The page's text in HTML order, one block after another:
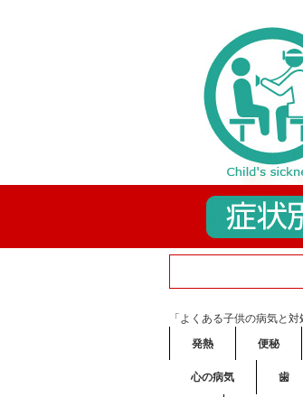
「よくある子供の病気と
発熱
便秘
心の病気 歯